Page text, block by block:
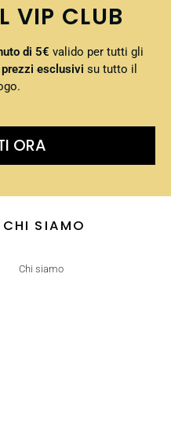
VIP CLUB
di 5€ valido per tutti gli
prezzi esclusivi su tutto il
ORA
CHI SIAMO
Chi siamo